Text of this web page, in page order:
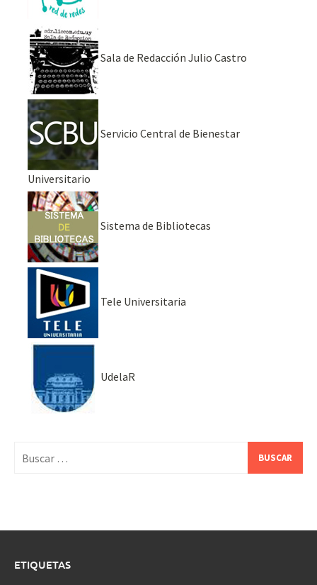
Sala de Redacción Julio Castro
Servicio Central de Bienestar
Universitario
Sistema de Bibliotecas
Tele Universitaria
UdelaR
ETIQUETAS